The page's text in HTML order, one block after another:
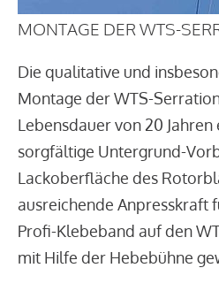
MONTAGE DER WTS-
Die qualitative und
Montage der WTS-
Lebensdauer von 20
sorgfältige Untergrund-
Lackoberfläche des
ausreichende Anpresskraft
Profi-Klebeband auf den
mit Hilfe der Hebebühne